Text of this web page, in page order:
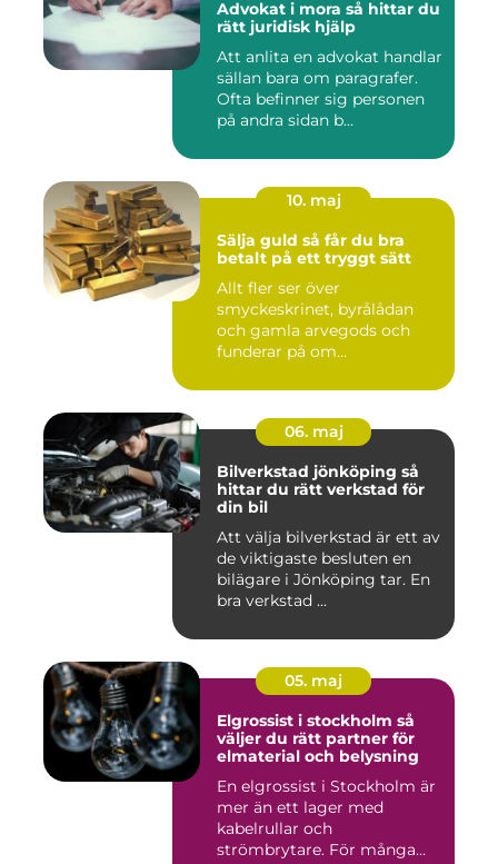
Advokat i mora så hittar du
rätt juridisk hjälp
Att anlita en advokat handlar
sällan bara om paragrafer.
Ofta befinner sig personen
på andra sidan b...
10. maj
Sälja guld så får du bra
betalt på ett tryggt sätt
Allt fler ser över
smyckeskrinet, byrålådan
och gamla arvegods och
funderar på om
06. maj
Bilverkstad jönköping så
hittar du rätt verkstad för
din bil
Att välja bilverkstad är ett av
de viktigaste besluten en
bilägare i Jönköping tar. En
bra verkstad ...
05. maj
Elgrossist i stockholm så
väljer du rätt partner för
elmaterial och belysning
En elgrossist i Stockholm är
mer än ett lager med
kabelrullar och
strömbrytare. För många